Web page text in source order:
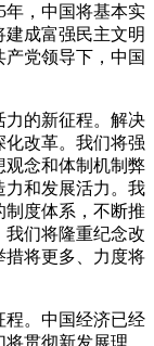
年，中国将基本实
成富强民主文明
党领导下，中国
力的新征程。解决
改革。我们将强
观念和体制机制弊
力和发展活力。我
度体系，不断推
们将隆重纪念改
措将更多、力度将
程。中国经济已经
将贯彻新发展理